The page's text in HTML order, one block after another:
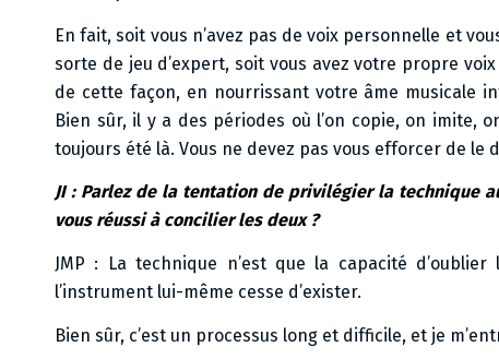
En fait, soit vous n’avez pas de voix personnelle et
sorte de jeu d’expert, soit vous avez votre propre
de cette façon, en nourrissant votre âme musicale
Bien sûr, il y a des périodes où l’on copie, on imite,
toujours été là. Vous ne devez pas vous efforcer de le
JI : Parlez de la tentation de privilégier la technique
vous réussi à concilier les deux ?
JMP : La technique n’est que la capacité
l’instrument lui-même cesse d’exister.
Bien sûr, c’est un processus long et difficile, et je